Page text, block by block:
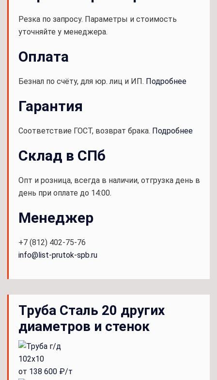
Резка по запросу. Параметры и стоимость
уточняйте у менеджера.
Оплата
Безнал по счёту, для юр. лиц и ИП. Подробнее
Гарантия
Соответствие ГОСТ, возврат брака. Подробнее
Склад в СПб
Опт и розница, всегда в наличии, отгрузка день в
день при оплате до 14:00.
Менеджер
+7 (812) 402-75-76
info@list-prutok-spb.ru
Труба Сталь 20 других
диаметров и стенок
102x10
от 138 600 ₽/т